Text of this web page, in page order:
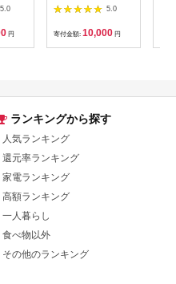
5.0
円
／ 熱帯 動植物園 チケ
ット 静岡県 東伊豆町
5.0
寄付金額: 10,000 円
ランキングから探す
人気ランキング
還元率ランキング
家電ランキング
高額ランキング
一人暮らし
食べ物以外
その他のランキング